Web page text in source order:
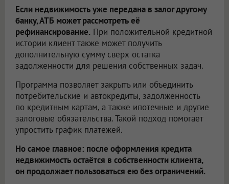
Если недвижимость уже передана в залог другому
банку, АТБ может рассмотреть её
рефинансирование. При положительной кредитной
истории клиент также может получить
дополнительную сумму сверх остатка
задолженности для решения собственных задач.
Программа позволяет закрыть или объединить
потребительские и автокредиты, задолженность
по кредитным картам, а также ипотечные и другие
залоговые обязательства. Такой подход помогает
упростить график платежей.
Но самое главное: после оформления кредита
недвижимость остаётся в собственности клиента,
он продолжает пользоваться ею без ограничений.